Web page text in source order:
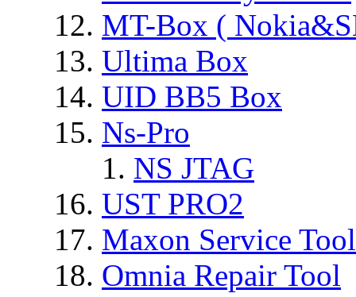
MT-Box (
Ultima Box
UID BB5 Box
Ns-Pro
NS JTAG
UST PRO2
Maxon Service
Omnia Repair Tool